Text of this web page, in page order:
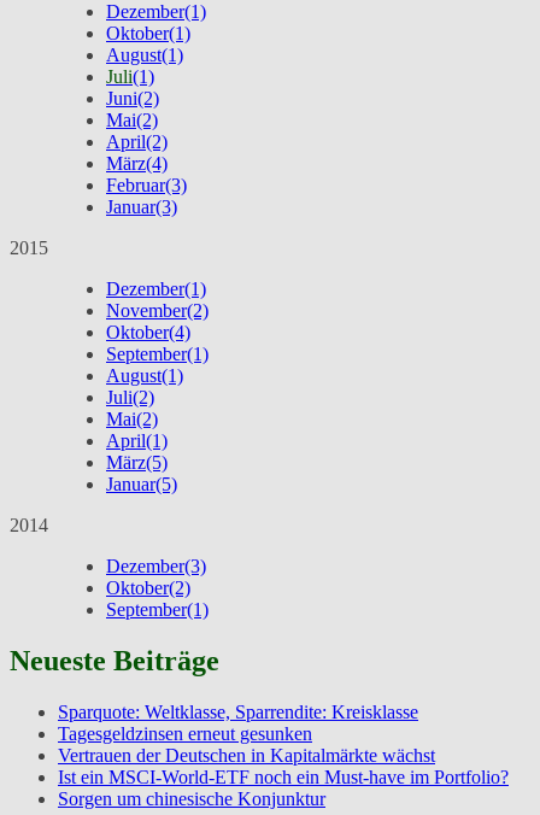
Dezember(1)
Oktober(1)
August(1)
Juli(1)
Juni(2)
Mai(2)
April(2)
März(4)
Februar(3)
Januar(3)
2015
Dezember(1)
November(2)
Oktober(4)
September(1)
August(1)
Juli(2)
Mai(2)
April(1)
März(5)
Januar(5)
2014
Dezember(3)
Oktober(2)
September(1)
Neueste Beiträge
Sparquote: Weltklasse, Sparrendite: Kreisklasse
Tagesgeldzinsen erneut gesunken
Vertrauen der Deutschen in Kapitalmärkte wächst
Ist ein MSCI-World-ETF noch ein Must-have im Portfolio?
Sorgen um chinesische Konjunktur